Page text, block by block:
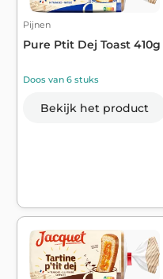
Pijnen
Pure Ptit Dej Toast 410g
Doos van 6 stuks
Bekijk het product